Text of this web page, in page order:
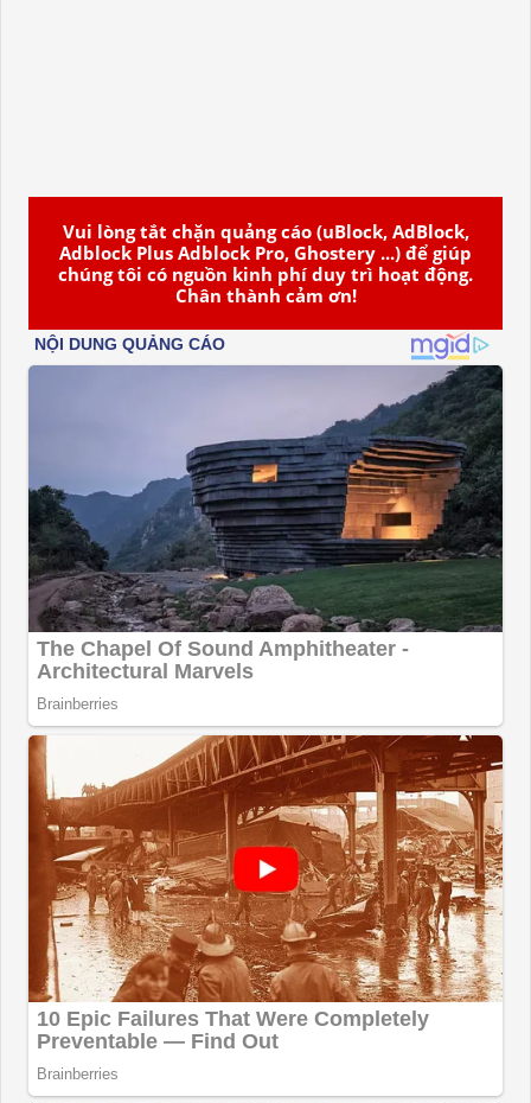
Vui lòng tắt chặn quảng cáo (uBlock, AdBlock,
Adblock Plus Adblock Pro, Ghostery ...) để giúp
chúng tôi có nguồn kinh phí duy trì hoạt động.
Chân thành cảm ơn!